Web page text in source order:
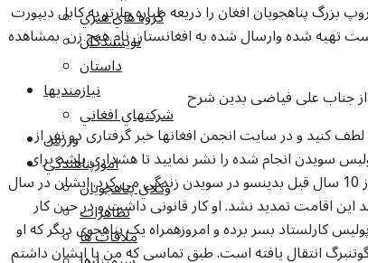
گروه هاي هنري
نويسندگان
داستان
نيازمنديها
شرکتهاي افغاني
ورزش
امورپناهندگي
وکلاي پناهجويان
تظاهرات
ملاقات ها
به روز چهار شنبه مورخ 11 مارچ یک گروپ بزرگ پناهجویان افغان را ذریعه طیاره چارتر به کابل دیپورت
تهیه شده وارسال شده به افغانستان نام هیچ زن بمشاهده
از جناب علی فیاضی بدین شرح
و در سایت انجمن افغانها خبر گرفتاری دو نفر از
سویدن انجام شده را نشر نمایید تا هشداری باشد برای
بقیه پناهجویان بدون مجوز اقامت. هادی شخصی است که از 10 سال قبل بدینسو در سویدن زندگی می کرد. ایشان در سال
این اقامت تمدید نشد. او کار قانونی داشت و در حین کار
بسر برده و امروزهمراه یک پناهجوی دیگر که او
انتقال یافته است. طبق تماسی که من با ایشان داشتم